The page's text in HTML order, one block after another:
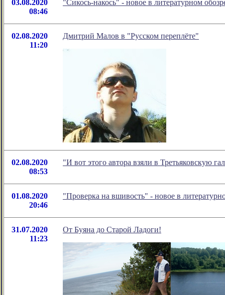
03.08.2020
08:46
"Сикось-накось" - новое в литературном
02.08.2020
11:20
Дмитрий Малов в "Русском переплёте"
02.08.2020
08:53
"И вот этого автора взяли в Третьяковскую
01.08.2020
20:46
"Проверка на вшивость" - новое в
31.07.2020
11:23
От Буяна до Старой Ладоги!